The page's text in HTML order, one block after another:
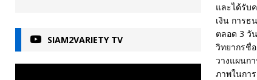
และได้รับ
เงิน การธ
ตลอด 3 วั
วิทยากรชื่
วางแผนก
ภาพในกา
SIAM2VARIETY TV